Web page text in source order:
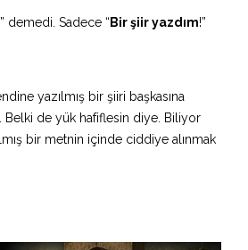
” demedi. Sadece “ Bir şiir yazdım!”
yazılmış bir şiiri başkasına
Belki de yük hafiflesin diye. Biliyor
bir metnin içinde ciddiye alınmak